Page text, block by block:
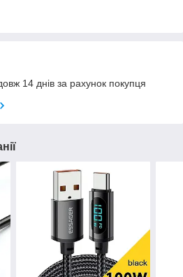
14 днів за рахунок покупця